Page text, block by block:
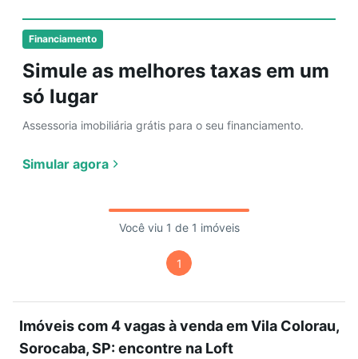
Financiamento
Simule as melhores taxas em um
só lugar
Assessoria imobiliária grátis para o seu financiamento.
Simular agora
Você viu 1 de 1 imóveis
1
Imóveis com 4 vagas à venda em Vila Colorau,
Sorocaba, SP: encontre na Loft